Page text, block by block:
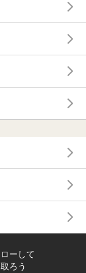
ーして
ろう